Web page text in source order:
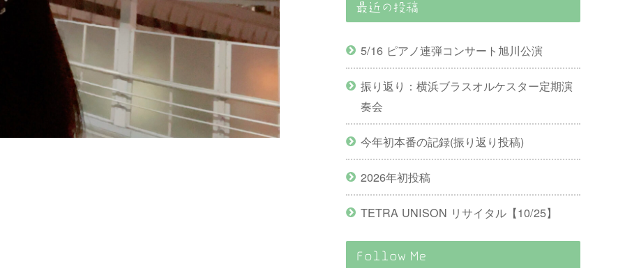
最近の投稿
5/16 ピアノ連弾コンサート旭川公演
振り返り：横浜ブラスオルケスター定期演
奏会
今年初本番の記録(振り返り投稿)
2026年初投稿
TETRA UNISON リサイタル【10/25】
Follow Me